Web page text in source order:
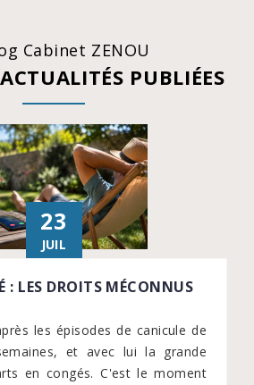
Cabinet ZENOU
PUBLIÉES
23
JUIL
: LES DROITS MÉCONNUS
les épisodes de canicule de
et avec lui la grande
en congés. C'est le moment